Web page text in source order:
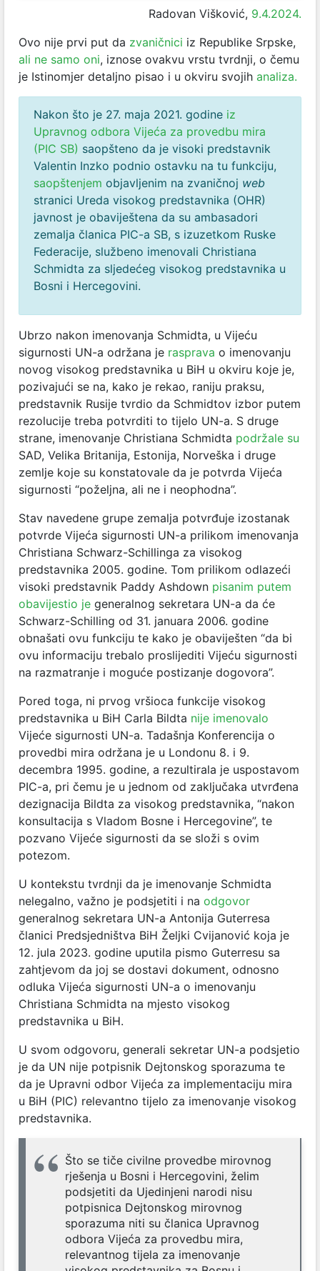
Radovan Višković, 9.4.2024.
Ovo nije prvi put da zvaničnici iz Republike Srpske,
ali ne samo oni, iznose ovakvu vrstu tvrdnji, o čemu
je Istinomjer detaljno pisao i u okviru svojih analiza.
Nakon što je 27. maja 2021. godine iz
Upravnog odbora Vijeća za provedbu mira
(PIC SB) saopšteno da je visoki predstavnik
Valentin Inzko podnio ostavku na tu funkciju,
saopštenjem objavljenim na zvaničnoj web
stranici Ureda visokog predstavnika (OHR)
javnost je obaviještena da su ambasadori
zemalja članica PIC-a SB, s izuzetkom Ruske
Federacije, službeno imenovali Christiana
Schmidta za sljedećeg visokog predstavnika u
Bosni i Hercegovini.
Ubrzo nakon imenovanja Schmidta, u Vijeću
sigurnosti UN-a održana je rasprava o imenovanju
novog visokog predstavnika u BiH u okviru koje je,
pozivajući se na, kako je rekao, raniju praksu,
predstavnik Rusije tvrdio da Schmidtov izbor putem
rezolucije treba potvrditi to tijelo UN-a. S druge
strane, imenovanje Christiana Schmidta podržale su
SAD, Velika Britanija, Estonija, Norveška i druge
zemlje koje su konstatovale da je potvrda Vijeća
sigurnosti “poželjna, ali ne i neophodna”.
Stav navedene grupe zemalja potvrđuje izostanak
potvrde Vijeća sigurnosti UN-a prilikom imenovanja
Christiana Schwarz-Schillinga za visokog
predstavnika 2005. godine. Tom prilikom odlazeći
visoki predstavnik Paddy Ashdown pisanim putem
obavijestio je generalnog sekretara UN-a da će
Schwarz-Schilling od 31. januara 2006. godine
obnašati ovu funkciju te kako je obaviješten “da bi
ovu informaciju trebalo proslijediti Vijeću sigurnosti
na razmatranje i moguće postizanje dogovora”.
Pored toga, ni prvog vršioca funkcije visokog
predstavnika u BiH Carla Bildta nije imenovalo
Vijeće sigurnosti UN-a. Tadašnja Konferencija o
provedbi mira održana je u Londonu 8. i 9.
decembra 1995. godine, a rezultirala je uspostavom
PIC-a, pri čemu je u jednom od zaključaka utvrđena
dezignacija Bildta za visokog predstavnika, “nakon
konsultacija s Vladom Bosne i Hercegovine”, te
pozvano Vijeće sigurnosti da se složi s ovim
potezom.
U kontekstu tvrdnji da je imenovanje Schmidta
nelegalno, važno je podsjetiti i na odgovor
generalnog sekretara UN-a Antonija Guterresa
članici Predsjedništva BiH Željki Cvijanović koja je
12. jula 2023. godine uputila pismo Guterresu sa
zahtjevom da joj se dostavi dokument, odnosno
odluka Vijeća sigurnosti UN-a o imenovanju
Christiana Schmidta na mjesto visokog
predstavnika u BiH.
U svom odgovoru, generali sekretar UN-a podsjetio
je da UN nije potpisnik Dejtonskog sporazuma te
da je Upravni odbor Vijeća za implementaciju mira
u BiH (PIC) relevantno tijelo za imenovanje visokog
predstavnika.
Što se tiče civilne provedbe mirovnog
rješenja u Bosni i Hercegovini, želim
podsjetiti da Ujedinjeni narodi nisu
potpisnica Dejtonskog mirovnog
sporazuma niti su članica Upravnog
odbora Vijeća za provedbu mira,
relevantnog tijela za imenovanje